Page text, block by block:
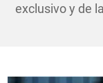
exclusivo y de